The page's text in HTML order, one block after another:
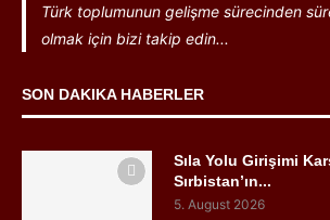
Türk toplumunun gelişme sürecinden
olmak için bizi takip edin...
SON DAKIKA HABERLER
Sıla Yolu Girişimi
Sırbistan’ın...
5. August 2026